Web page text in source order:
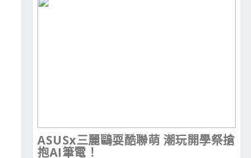
ASUSx三麗鷗耍酷聯萌 潮玩開學祭搶
抱AI筆電！